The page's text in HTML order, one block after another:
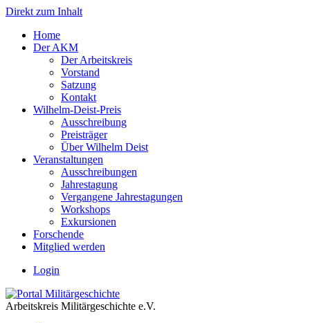
Direkt zum Inhalt
Home
Der AKM
Der Arbeitskreis
Vorstand
Satzung
Kontakt
Wilhelm-Deist-Preis
Ausschreibung
Preisträger
Über Wilhelm Deist
Veranstaltungen
Ausschreibungen
Jahrestagung
Vergangene Jahrestagungen
Workshops
Exkursionen
Forschende
Mitglied werden
Login
Arbeitskreis Militärgeschichte e.V.